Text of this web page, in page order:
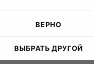
ВЕРНО
ВЫБРАТЬ ДРУГОЙ